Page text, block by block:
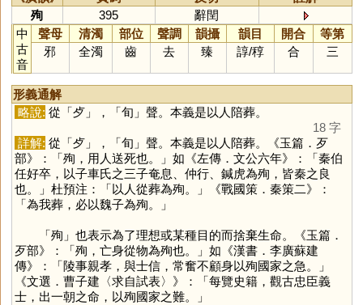
殉
395
辭閏
中
古
音
聲母 清濁 部位 聲調 韻攝 韻目 開合
等第
邪
全濁 齒 去 臻 諄/稕 合 三
形義通解
略說: 從「 歺」，「 旬 」聲。本義是以人陪葬。
18 字
詳解: 從「 歺」，「 旬 」聲。本義是以人陪葬。《玉篇．歹
部》：「殉，用人送死也。」如《左傳．文公六年》：「秦伯
任好卒，以子車氏之三子奄息、仲行、鍼虎為殉，皆秦之良
也。」杜預注：「以人從葬為殉。」《戰國策．秦策二》：
「為我葬，必以魏子為殉。」
「 殉 」也表示為了理想或某種目的而捨棄生命。《玉篇．
歹部》：「殉，亡身從物為殉也。」如《漢書．李廣蘇建
傳》：「陵事親孝，與士信，常奮不顧身以殉國家之急。」
《文選．曹子建〈求自試表〉》：「每覽史籍，觀古忠臣義
士，出一朝之命，以殉國家之難。」